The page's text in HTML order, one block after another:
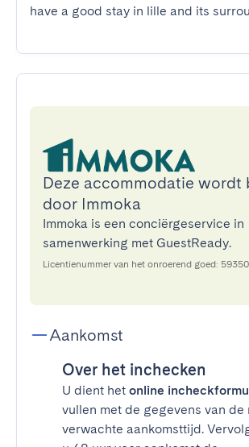
have a good stay in lille and its
Deze accommodatie wordt
door Immoka
Immoka is een conciërgeservice in
samenwerking met GuestReady.
Licentienummer van het onroerend goed:
Aankomst
Over het inchecken
U dient het online
vullen met de gegevens van de
verwachte aankomsttijd.